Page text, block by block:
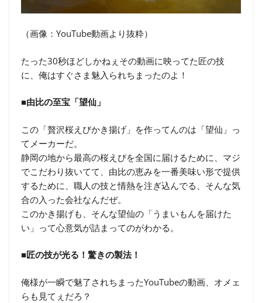
（画像：YouTube動画より抜粋）
たった30秒ほどしかねぇその動画に映ってた匠の技
に、俺はすぐさま魅入られちまったのよ！
■由比の至宝「望仙」
この「贅沢桜えびかき揚げ」を作ってんのは「望仙」っ
てメーカーだ。
静岡の地から最高の桜えびを全国に届けるために、マジ
でこだわり抜いてて、由比の恵みを一番美味い形で提供
するために、職人の技と情熱を注ぎ込んでる、そんな気
合の入った会社なんだぜ。
このかき揚げも、そんな望仙の「うまいもんを届けた
い」って心意気が詰まってのがわかる。
■匠の技が光る！驚きの製法！
俺様が一瞬で魅了されちまったYouTubeの動画、オメェ
らも見てぇだろ？